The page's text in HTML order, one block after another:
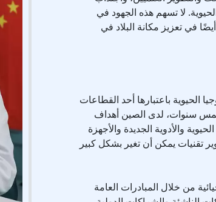
لا تسهم هذه الجهود في
في تعزيز مكانة البلاد في
الحيوية باعتبارها أحد القطاعات
خمس سنوات، لدى الصين أهداف
والأدوية الجديدة والأجهزة
تقنيات يمكن أن تغير بشكل كبير
من خلال المبادرات العامة